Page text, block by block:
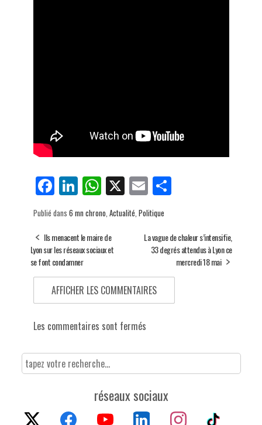
Fa
ce
bo
ok
Li
nk
ed
In
W
ha
ts
Ap
p
X E
m
ail
Pa
er
Publié dans 6 mn chrono, Actualité, Politique
Ils menacent le maire de
Lyon sur les réseaux sociaux et
se font condamner
La vague de chaleur s’intensifie,
33 degrés attendus à Lyon ce
mercredi 18 mai
AFFICHER LES COMMENTAIRES
Les commentaires sont fermés
réseaux sociaux